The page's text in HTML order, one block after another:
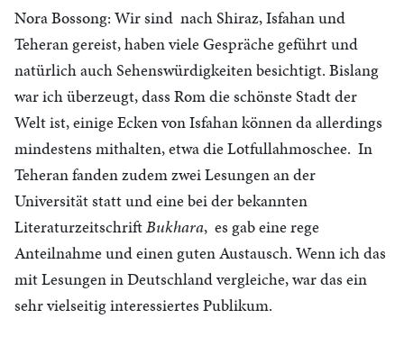
Nora Bossong: Wir sind nach Shiraz, Isfahan und
Teheran gereist, haben viele Gespräche geführt und
natürlich auch Sehenswürdigkeiten besichtigt. Bislang
war ich überzeugt, dass Rom die schönste Stadt der
Welt ist, einige Ecken von Isfahan können da allerdings
mindestens mithalten, etwa die Lotfullahmoschee. In
Teheran fanden zudem zwei Lesungen an der
Universität statt und eine bei der bekannten
LiteraturzeitschriftBukhara, es gab eine rege
Anteilnahme und einen guten Austausch. Wenn ich das
mit Lesungen in Deutschland vergleiche, war das ein
sehr vielseitig interessiertes Publikum.